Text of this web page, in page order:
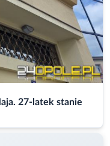
27-latek stanie